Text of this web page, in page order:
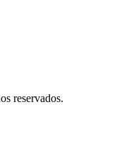
reservados.